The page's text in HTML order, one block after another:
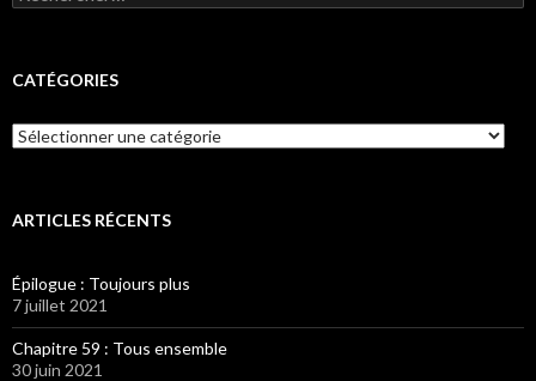
CATÉGORIES
Catégories
ARTICLES RÉCENTS
Épilogue : Toujours plus
7 juillet 2021
Chapitre 59 : Tous ensemble
30 juin 2021